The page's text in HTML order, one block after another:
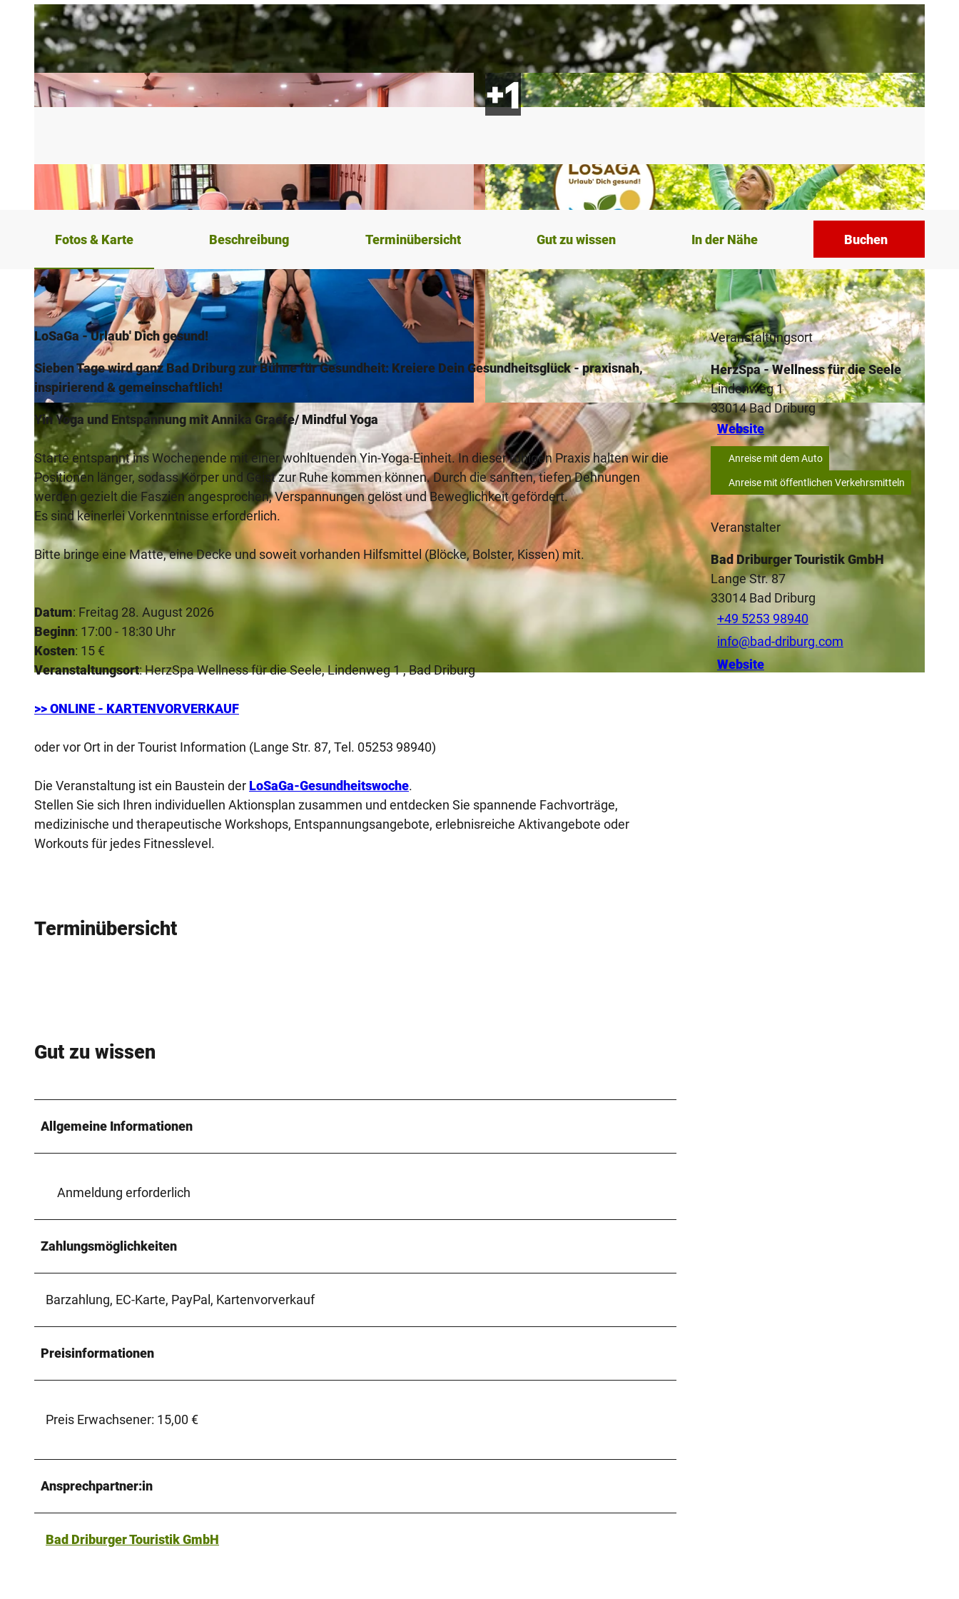
CC-BY-NC-ND
© pexels |CC-BY-NC-ND © Bad Driburger Touristik GmbH / D. Ketz | CC-BY-NC-ND
Fotos & Karte Beschreibung Terminübersicht Gut zu wissen In der Nähe Buchen
LoSaGa -Urlaub' Dich gesund!
Sieben Tage wird ganz Bad Driburg zur Bühne für Gesundheit: Kreiere Dein Gesundheitsglück - praxisnah,
inspirierend & gemeinschaftlich!
Yin Yoga und Entspannung mit Annika Graefe/ Mindful Yoga
Starte entspannt ins Wochenende mit einer wohltuenden Yin-Yoga-Einheit. In dieser ruhigen Praxis halten wir die
Positionen länger, sodass Körper und Geist zur Ruhe kommen können. Durch die sanften, tiefen Dehnungen
werden gezielt die Faszien angesprochen, Verspannungen gelöst und Beweglichkeit gefördert.
Es sind keinerlei Vorkenntnisse erforderlich.
Bitte bringe eine Matte, eine Decke und soweit vorhanden Hilfsmittel (Blöcke, Bolster, Kissen) mit.
Datum: Freitag 28. August 2026
Beginn: 17:00 - 18:30 Uhr
Kosten: 15 €
Veranstaltungsort: HerzSpa Wellness für die Seele, Lindenweg 1 , Bad Driburg
>> ONLINE - KARTENVORVERKAUF
oder vor Ort in der Tourist Information (Lange Str. 87, Tel. 05253 98940)
Die Veranstaltung ist ein Baustein der LoSaGa-Gesundheitswoche.
Stellen Sie sich Ihren individuellen Aktionsplan zusammen und entdecken Sie spannende Fachvorträge,
medizinische und therapeutische Workshops, Entspannungsangebote, erlebnisreiche Aktivangebote oder
Workouts für jedes Fitnesslevel.
Terminübersicht
Gut zu wissen
Allgemeine Informationen
Anmeldung erforderlich
Zahlungsmöglichkeiten
Barzahlung, EC-Karte, PayPal, Kartenvorverkauf
Preisinformationen
Preis Erwachsener: 15,00 €
Ansprechpartner:in
Bad Driburger Touristik GmbH
Veranstaltungsort
HerzSpa - Wellness für die Seele
Lindenweg 1
33014Bad Driburg
Website
Anreise mit dem Auto
Anreise mit öffentlichen Verkehrsmitteln
Veranstalter
Bad Driburger Touristik GmbH
Lange Str. 87
33014 Bad Driburg
+49 5253 98940
info@bad-driburg.com
Website